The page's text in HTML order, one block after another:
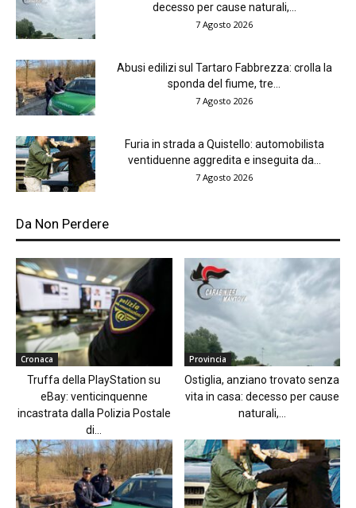
decesso per cause naturali,...
7 Agosto 2026
Abusi edilizi sul Tartaro Fabbrezza: crolla la
sponda del fiume, tre...
7 Agosto 2026
Furia in strada a Quistello: automobilista
ventiduenne aggredita e inseguita da...
7 Agosto 2026
Da Non Perdere
Cronaca
Truffa della PlayStation su
eBay: venticinquenne
incastrata dalla Polizia Postale
di...
Provincia
Ostiglia, anziano trovato senza
vita in casa: decesso per cause
naturali,...